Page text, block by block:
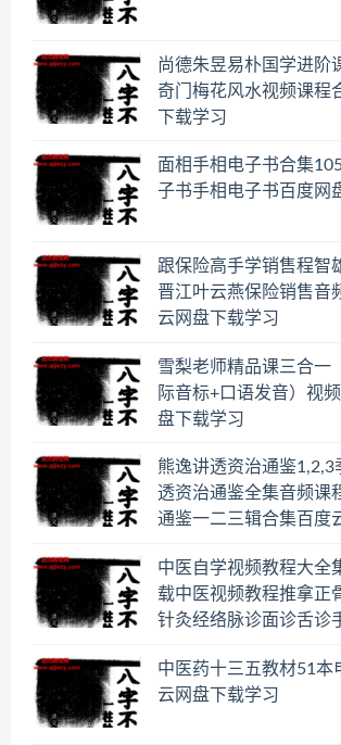
尚德朱昱易朴国学进阶
奇门梅花风水视频课程
下载学习
面相手相电子书合集
子书手相电子书百度网
跟保险高手学销售程智
晋江叶云燕保险销售音
云网盘下载学习
雪梨老师精品课三合一
际音标+口语发音）视
盘下载学习
熊逸讲透资治通鉴1,2,3
透资治通鉴全集音频课
通鉴一二三辑合集百度
中医自学视频教程大全
载中医视频教程推拿正
针灸经络脉诊面诊舌诊
中医药十三五教材51本
云网盘下载学习